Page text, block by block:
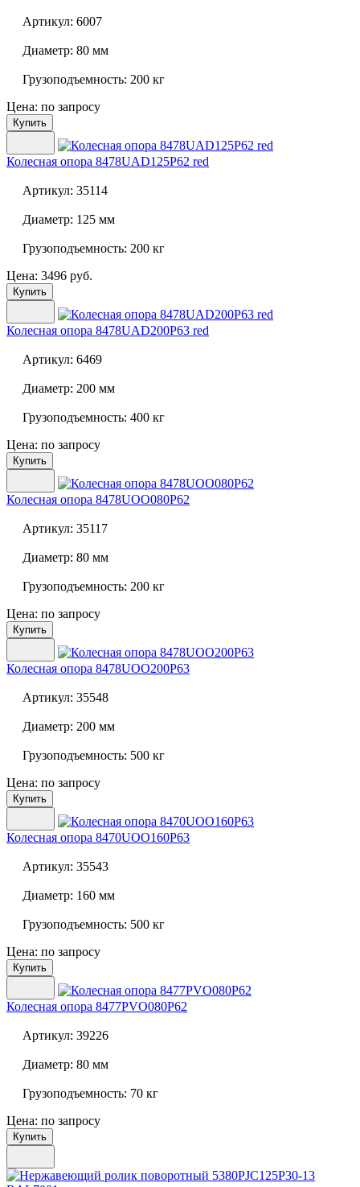
Артикул: 6007
Диаметр: 80 мм
Грузоподъемность: 200 кг
Цена: по запросу
Купить
Колесная опора 8478UAD125P62 red
Артикул: 35114
Диаметр: 125 мм
Грузоподъемность: 200 кг
Цена: 3496 руб.
Купить
Колесная опора 8478UAD200P63 red
Артикул: 6469
Диаметр: 200 мм
Грузоподъемность: 400 кг
Цена: по запросу
Купить
Колесная опора 8478UOO080P62
Артикул: 35117
Диаметр: 80 мм
Грузоподъемность: 200 кг
Цена: по запросу
Купить
Колесная опора 8478UOO200P63
Артикул: 35548
Диаметр: 200 мм
Грузоподъемность: 500 кг
Цена: по запросу
Купить
Колесная опора 8470UOO160P63
Артикул: 35543
Диаметр: 160 мм
Грузоподъемность: 500 кг
Цена: по запросу
Купить
Колесная опора 8477PVO080P62
Артикул: 39226
Диаметр: 80 мм
Грузоподъемность: 70 кг
Цена: по запросу
Купить